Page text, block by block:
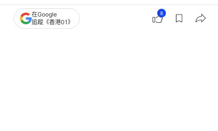
在Google
追蹤《香港01》
8